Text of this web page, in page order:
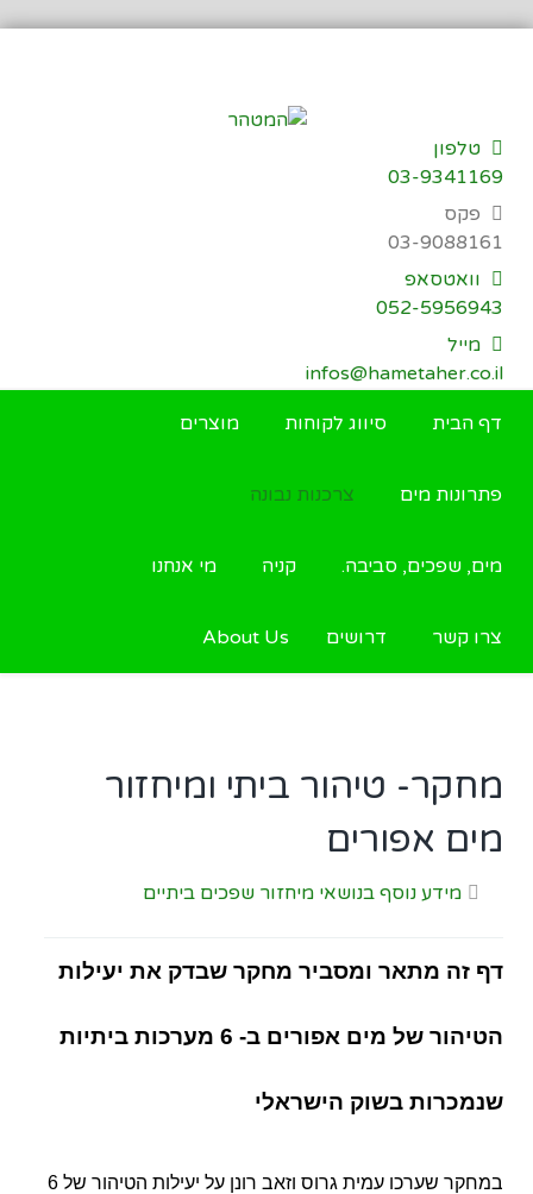
דילוג
טלפון
03-9341169
פקס
03-9088161
וואטסאפ
052-5956943
מייל
infos@hametaher.co.il
דף הבית סיווג לקוחות מוצרים
פתרונות מים צרכנות נבונה
מים, שפכים, סביבה. קניה מי אנחנו
צרו קשר דרושים About Us
מחקר- טיהור ביתי ומיחזור
מים אפורים
מידע נוסף בנושאי מיחזור שפכים ביתיים
דף זה מתאר ומסביר מחקר שבדק את יעילות
הטיהור של מים אפורים ב- 6 מערכות ביתיות
שנמכרות בשוק הישראלי
במחקר שערכו עמית גרוס וזאב רונן על יעילות הטיהור של 6